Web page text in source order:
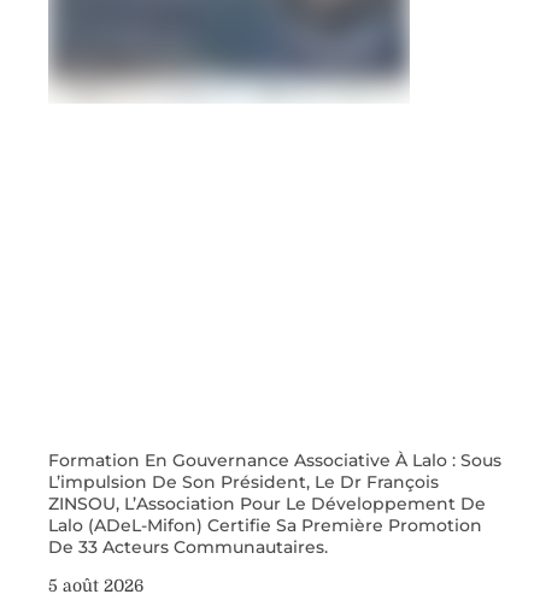
Formation En Gouvernance Associative À Lalo : Sous
L’impulsion De Son Président, Le Dr François
ZINSOU, L’Association Pour Le Développement De
Lalo (ADeL-Mifon) Certifie Sa Première Promotion
De 33 Acteurs Communautaires.
5 août 2026